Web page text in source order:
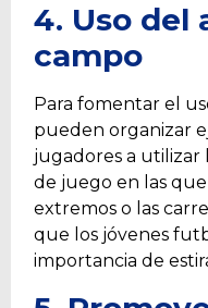
4. Uso del
campo
Para fomentar el
pueden organizar
jugadores a utilizar
de juego en las que
extremos o las
que los jóvenes
importancia de